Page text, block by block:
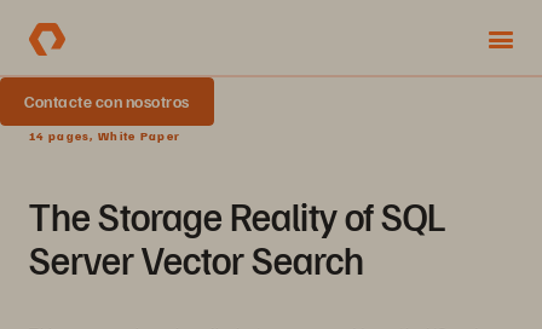
Contacte con nosotros
14 pages, White Paper
The Storage Reality of SQL
Server Vector Search